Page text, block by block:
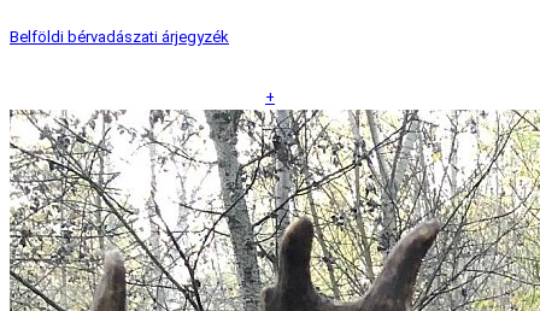
Belföldi bérvadászati árjegyzék
+